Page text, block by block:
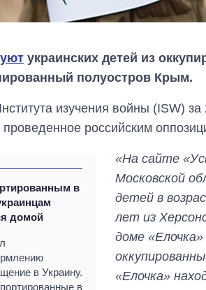
украинских детей из
полуостров Крым.
изучения войны (ISW)
российским
в
домой
в Украину.
в
«На сайте
Московской
детей в
лет из
доме
«Елочка»